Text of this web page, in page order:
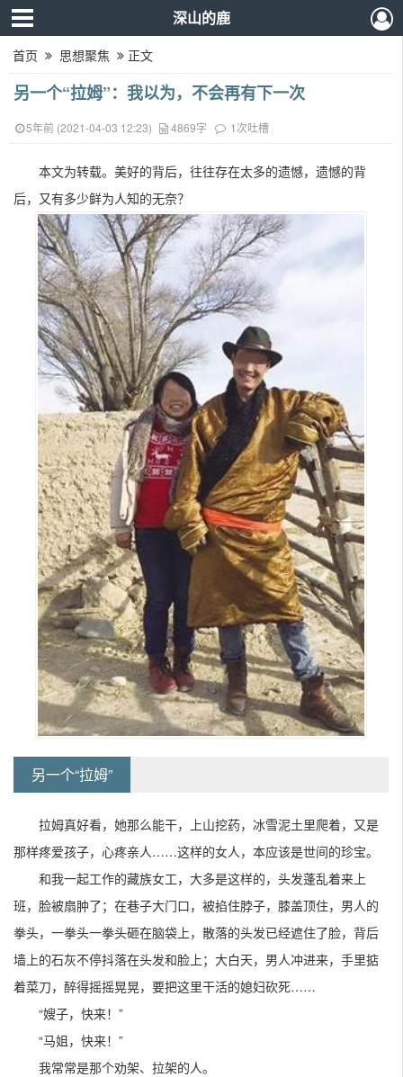
深山的鹿
首页 思想聚焦 正文
另一个“拉姆”：我以为，不会再有下一次
5年前 (2021-04-03 12:23) 4869字 1次吐槽
本文为转载。 美好的背后，往往存在太多的遗憾，遗憾的背
后，又有多少鲜为人知的无奈？
另一个“拉姆”
拉姆真好看，她那么能干，上山挖药，冰雪泥土里爬着，又是
那样疼爱孩子，心疼亲人……这样的女人，本应该是世间的珍宝。
和我一起工作的藏族女工，大多是这样的，头发蓬乱着来上
班，脸被扇肿了；在巷子大门口，被掐住脖子，膝盖顶住，男人的
拳头，一拳头一拳头砸在脑袋上，散落的头发已经遮住了脸，背后
墙上的石灰不停抖落在头发和脸上；大白天，男人冲进来，手里掂
着菜刀，醉得摇摇晃晃，要把这里干活的媳妇砍死……
“嫂子，快来！”
“马姐，快来！”
我常常是那个劝架、拉架的人。